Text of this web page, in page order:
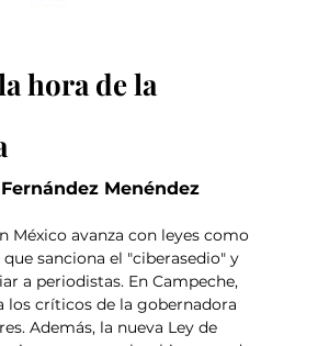
hora de la
Menéndez
México avanza con leyes como
que sanciona el "ciberasedio" y
a periodistas. En Campeche,
los críticos de la gobernadora
Además, la nueva Ley de